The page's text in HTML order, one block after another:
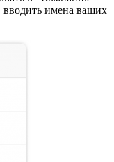
имена ваших